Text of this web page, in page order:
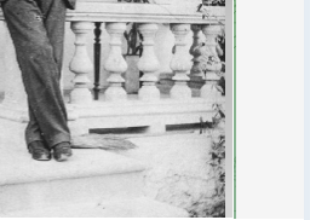
Нет, надо уехать!
именье Айвазовского, за 25
роскошное, несколько
вероятно, можно видеть в
бодрый старик лет 75,
добродушного армяшки с
собственного достоинства,